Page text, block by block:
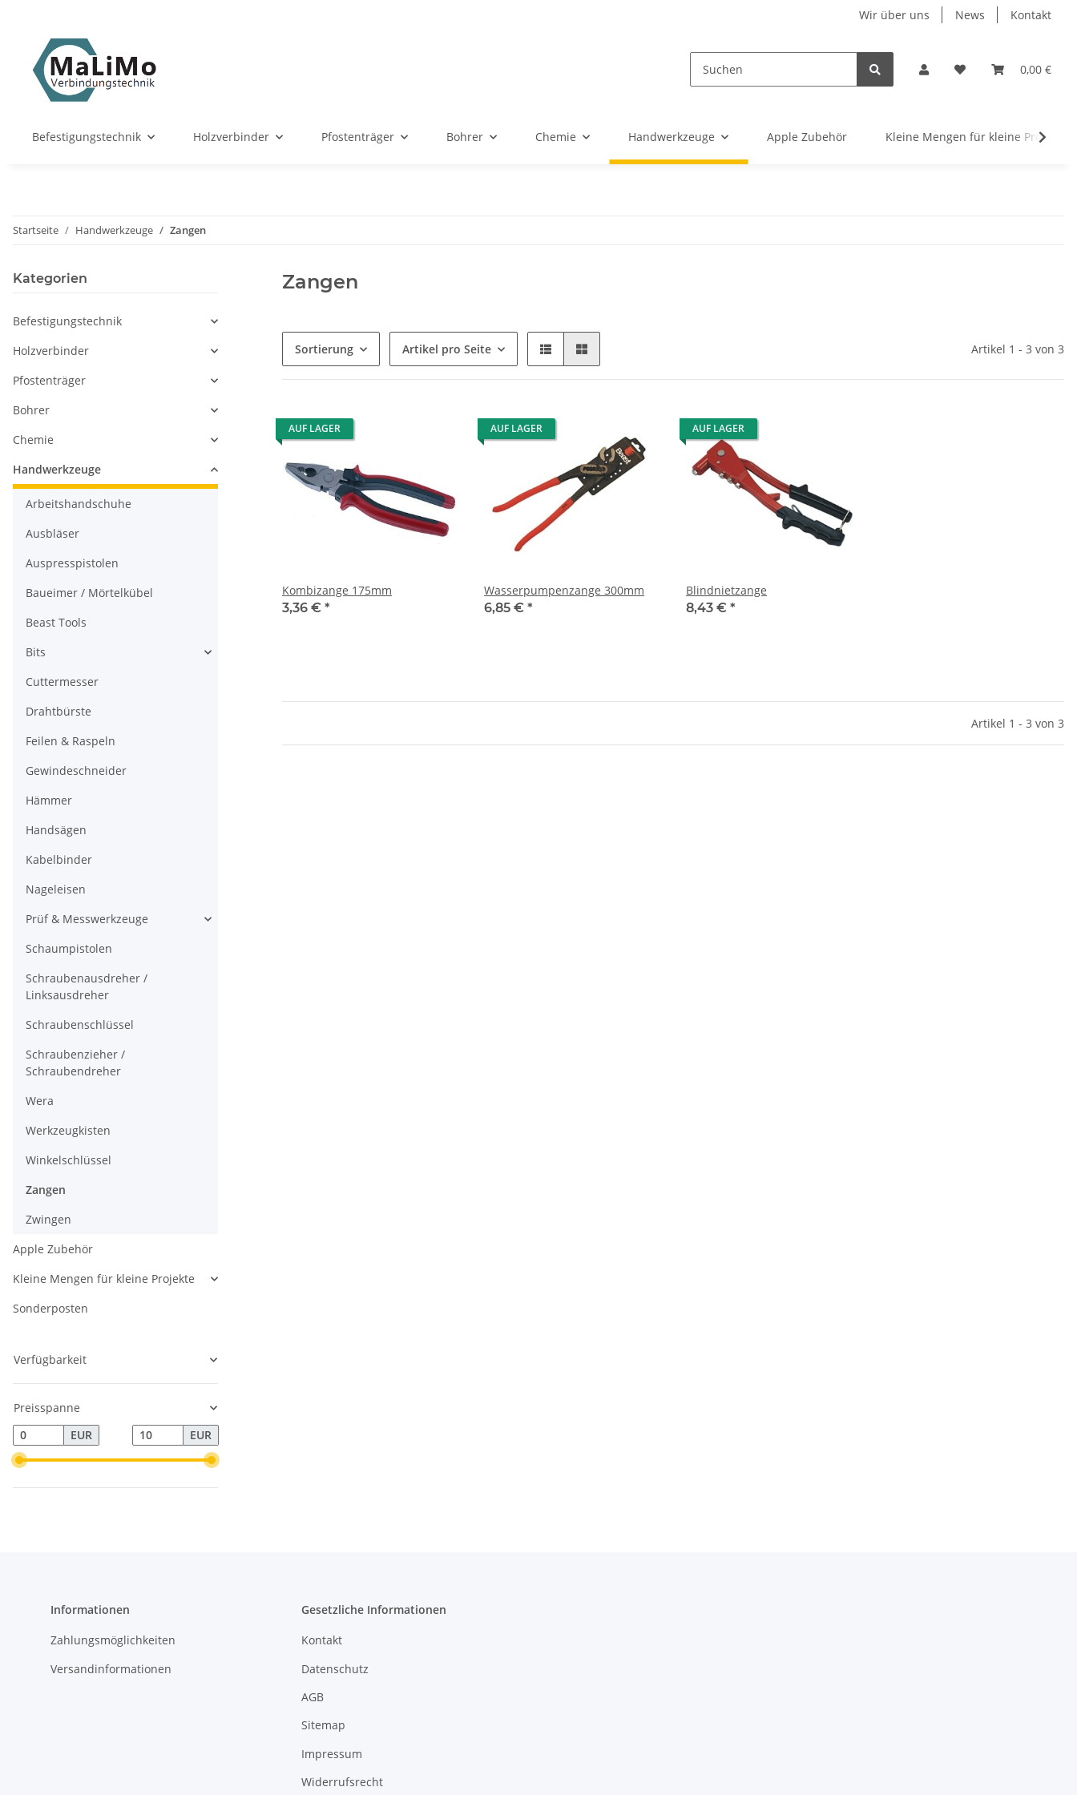
Wir über uns News Kontakt
0,00 €
Befestigungstechnik Holzverbinder Pfostenträger Bohrer Chemie Handwerkzeuge Apple Zubehör Kleine Mengen für kleine Projekte
Startseite Handwerkzeuge Zangen
Zangen
Sortierung Artikel pro Seite Artikel 1 - 3 von 3
AUF LAGER
Kombizange 175mm
3,36 € *
AUF LAGER
Wasserpumpenzange 300mm
6,85 € *
AUF LAGER
Blindnietzange
8,43 € *
Artikel 1 - 3 von 3
Kategorien
Befestigungstechnik
Holzverbinder
Pfostenträger
Bohrer
Chemie
Handwerkzeuge
Arbeitshandschuhe
Ausbläser
Auspresspistolen
Baueimer / Mörtelkübel
Beast Tools
Bits
Cuttermesser
Drahtbürste
Feilen & Raspeln
Gewindeschneider
Hämmer
Handsägen
Kabelbinder
Nageleisen
Prüf & Messwerkzeuge
Schaumpistolen
Schraubenausdreher /
Linksausdreher
Schraubenschlüssel
Schraubenzieher /
Schraubendreher
Wera
Werkzeugkisten
Winkelschlüssel
Zangen
Zwingen
Apple Zubehör
Kleine Mengen für kleine Projekte
Sonderposten
Verfügbarkeit
Preisspanne
EUR
EUR
Informationen
Zahlungsmöglichkeiten
Versandinformationen
Gesetzliche Informationen
Kontakt
Datenschutz
AGB
Sitemap
Impressum
Widerrufsrecht